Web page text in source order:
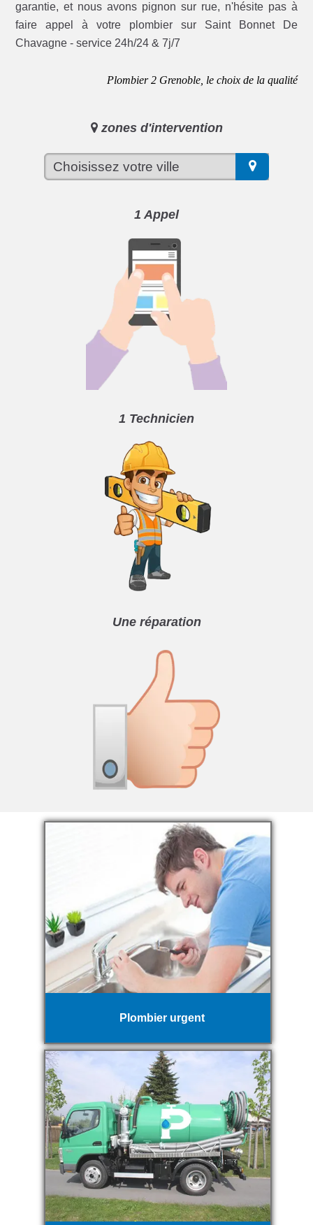
garantie, et nous avons pignon sur rue, n'hésite pas à
faire appel à votre plombier sur Saint Bonnet De
Chavagne - service 24h/24 & 7j/7
Plombier 2 Grenoble, le choix de la qualité
zones d'intervention
1 Appel
1 Technicien
Une réparation
Plombier urgent